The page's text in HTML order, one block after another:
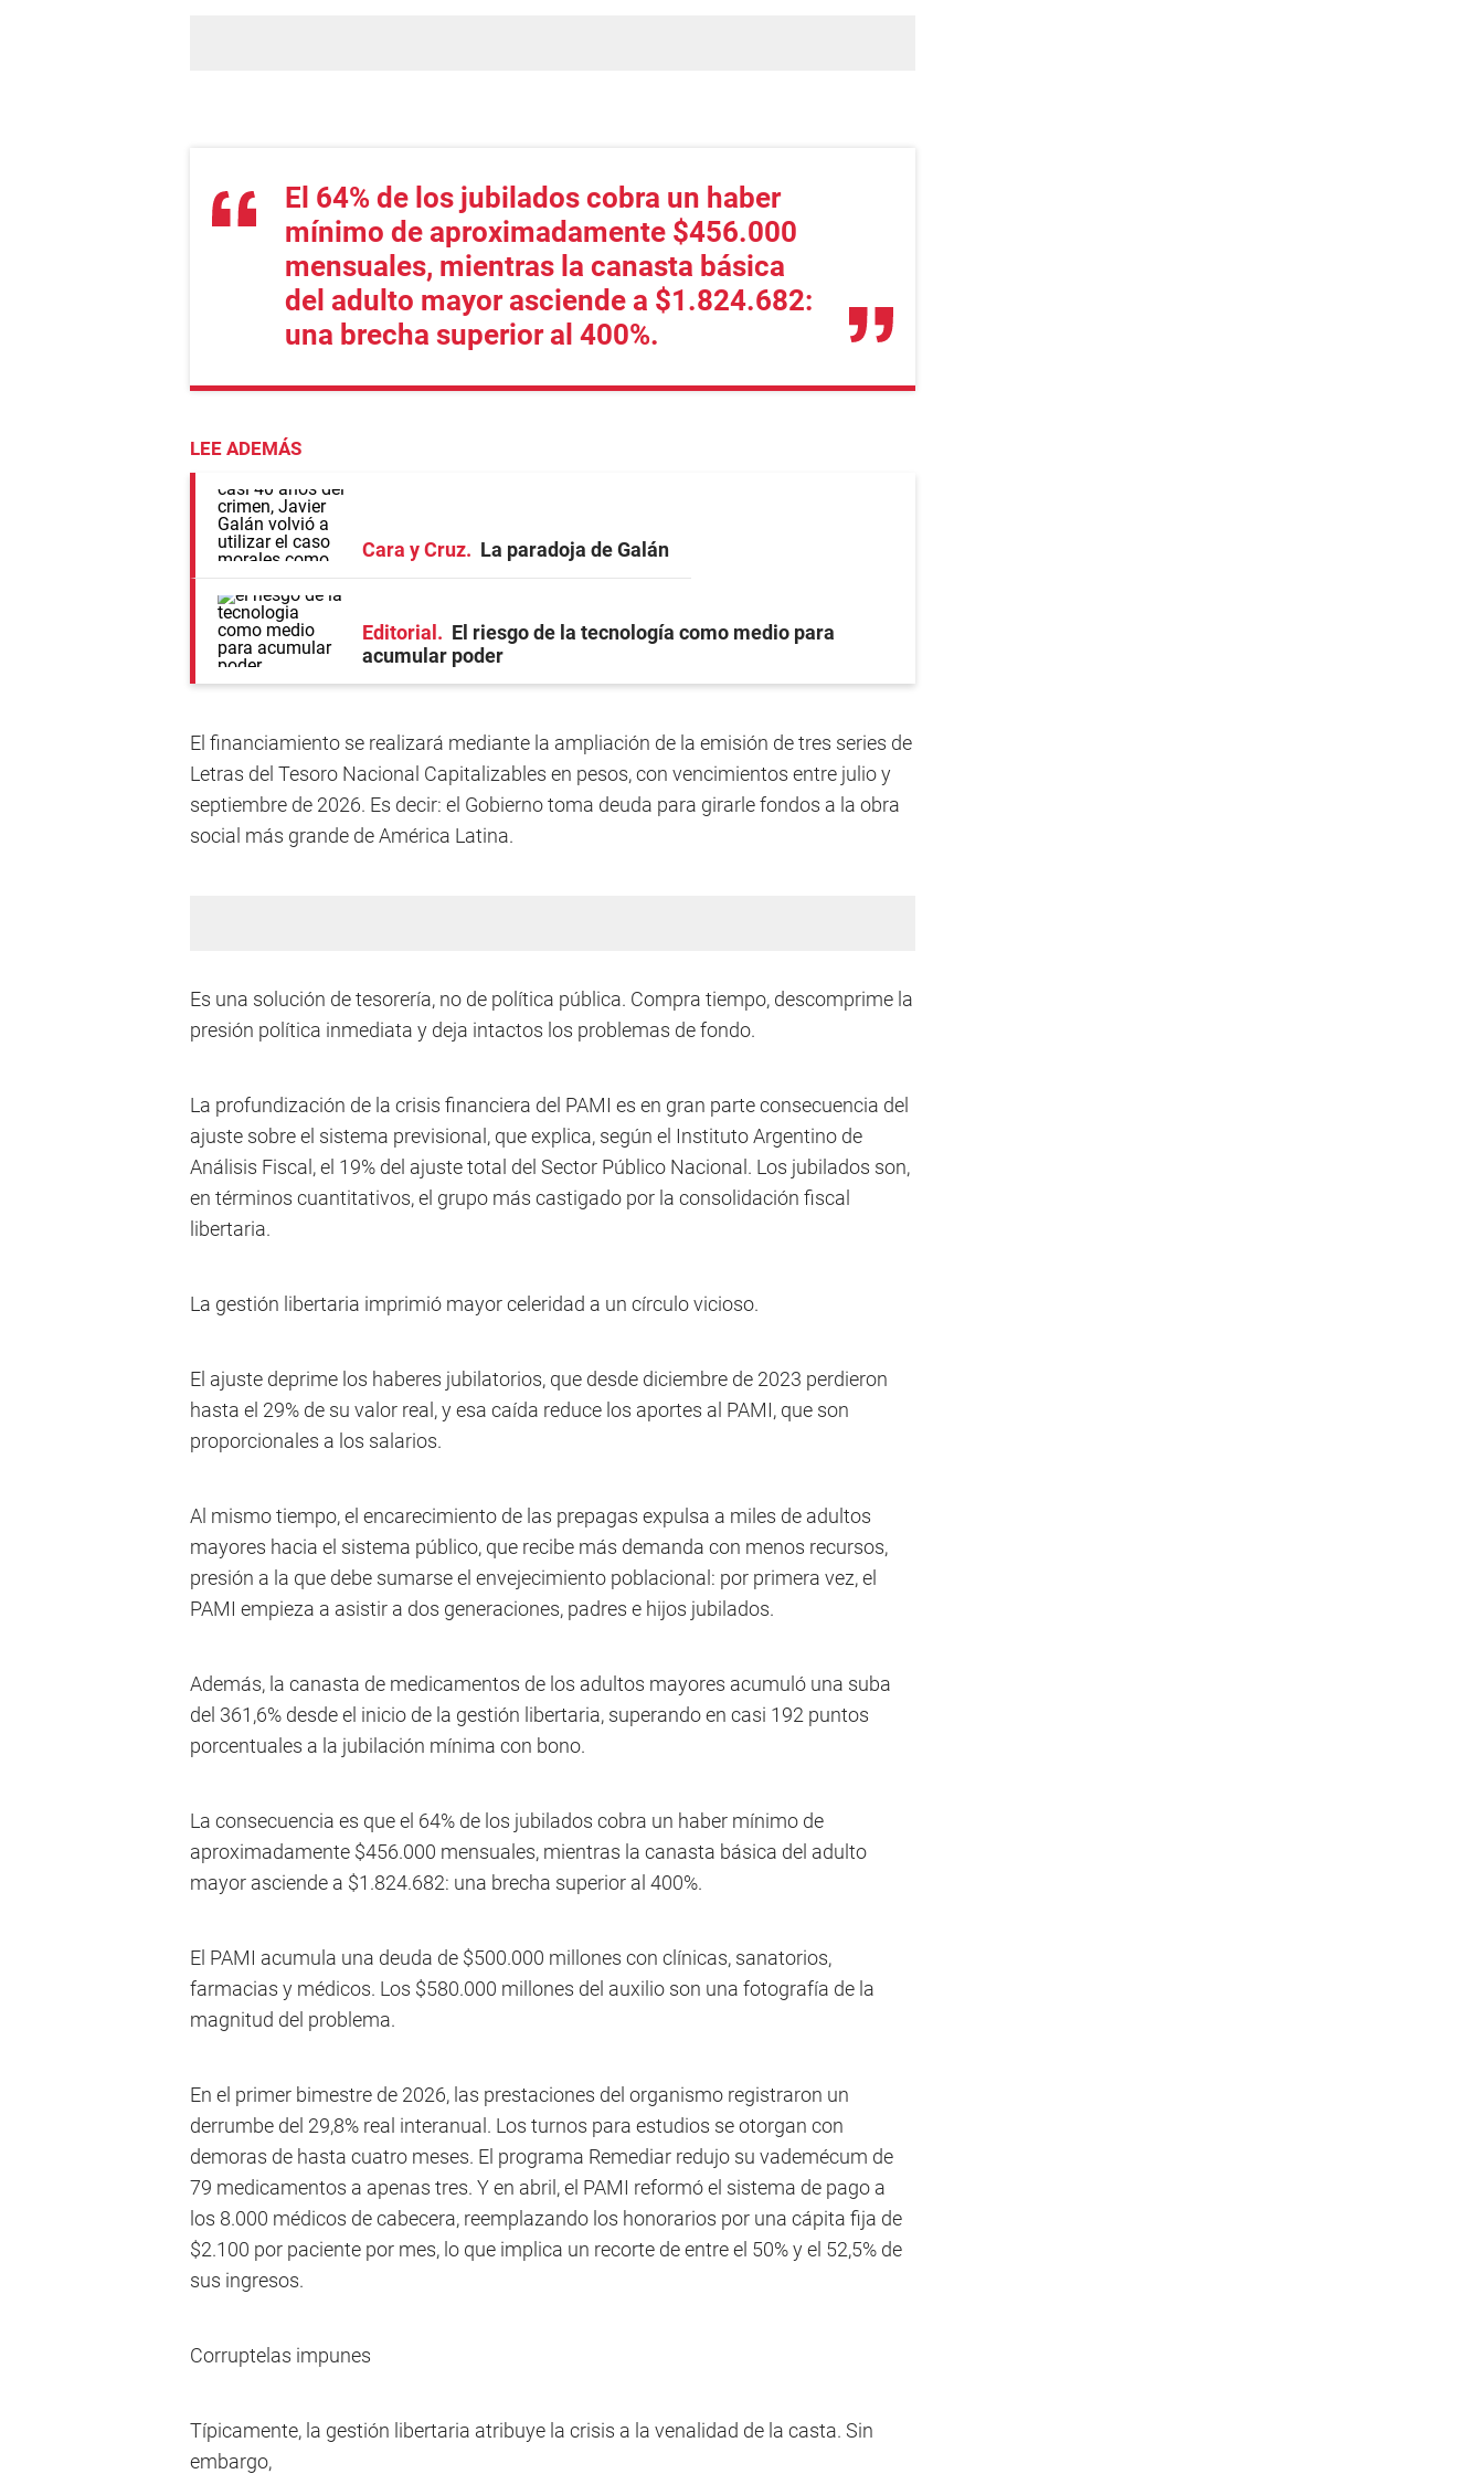
El 64% de los jubilados cobra un haber
mínimo de aproximadamente $456.000
mensuales, mientras la canasta básica
del adulto mayor asciende a $1.824.682:
una brecha superior al 400%.
LEE ADEMÁS
Cara y Cruz La paradoja de Galán
Editorial
El riesgo de la tecnología como medio para
acumular poder
El financiamiento se realizará mediante la ampliación de la emisión de tres series de
Letras del Tesoro Nacional Capitalizables en pesos, con vencimientos entre julio y
septiembre de 2026. Es decir: el Gobierno toma deuda para girarle fondos a la obra
social más grande de América Latina.
Es una solución de tesorería, no de política pública. Compra tiempo, descomprime la
presión política inmediata y deja intactos los problemas de fondo.
La profundización de la crisis financiera del PAMI es en gran parte consecuencia del
ajuste sobre el sistema previsional, que explica, según el Instituto Argentino de
Análisis Fiscal, el 19% del ajuste total del Sector Público Nacional. Los jubilados son,
en términos cuantitativos, el grupo más castigado por la consolidación fiscal
libertaria.
La gestión libertaria imprimió mayor celeridad a un círculo vicioso.
El ajuste deprime los haberes jubilatorios, que desde diciembre de 2023 perdieron
hasta el 29% de su valor real, y esa caída reduce los aportes al PAMI, que son
proporcionales a los salarios.
Al mismo tiempo, el encarecimiento de las prepagas expulsa a miles de adultos
mayores hacia el sistema público, que recibe más demanda con menos recursos,
presión a la que debe sumarse el envejecimiento poblacional: por primera vez, el
PAMI empieza a asistir a dos generaciones, padres e hijos jubilados.
Además, la canasta de medicamentos de los adultos mayores acumuló una suba
del 361,6% desde el inicio de la gestión libertaria, superando en casi 192 puntos
porcentuales a la jubilación mínima con bono.
La consecuencia es que el 64% de los jubilados cobra un haber mínimo de
aproximadamente $456.000 mensuales, mientras la canasta básica del adulto
mayor asciende a $1.824.682: una brecha superior al 400%.
El PAMI acumula una deuda de $500.000 millones con clínicas, sanatorios,
farmacias y médicos. Los $580.000 millones del auxilio son una fotografía de la
magnitud del problema.
En el primer bimestre de 2026, las prestaciones del organismo registraron un
derrumbe del 29,8% real interanual. Los turnos para estudios se otorgan con
demoras de hasta cuatro meses. El programa Remediar redujo su vademécum de
79 medicamentos a apenas tres. Y en abril, el PAMI reformó el sistema de pago a
los 8.000 médicos de cabecera, reemplazando los honorarios por una cápita fija de
$2.100 por paciente por mes, lo que implica un recorte de entre el 50% y el 52,5% de
sus ingresos.
Corruptelas impunes
Típicamente, la gestión libertaria atribuye la crisis a la venalidad de la casta. Sin
embargo,